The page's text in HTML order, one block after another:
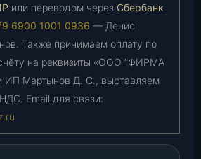
или переводом через Сбербанк
6900 1001 0936 — Денис
Также принимаем оплату по
на реквизиты «ООО “ФИРМА
ИП Мартынов Д. С., выставляем
Email для связи: